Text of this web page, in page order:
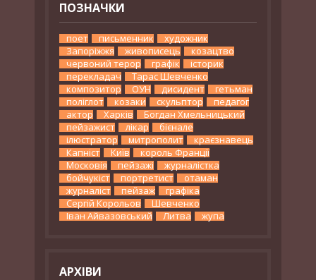
ПОЗНАЧКИ
поет письменник
художник
Запоріжжя
живописець
козацтво
червоний терор
графік
історик
перекладач
Тарас Шевченко
композитор
ОУН дисидент
гетьман
поліглот
козаки скульптор
педагог
актор
Харків
Богдан Хмельницький
пейзажист
лікар
бієнале
ілюстратор
митрополит
краєзнавець
Капніст
Київ
король Франції
Московія
пейзажі
журналістка
бойчукіст
портретист
отаман
журналіст
пейзаж
графіка
Сергій Корольов
Шевченко
Іван Айвазовський
Литва жупа
АРХІВИ